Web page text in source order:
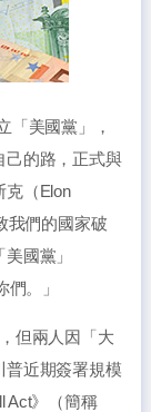
「美國黨」，
己的路，正式與
克（Elon
我們的國家破
國黨」
。」
但兩人因「大
普近期簽署規模
Act》（簡稱